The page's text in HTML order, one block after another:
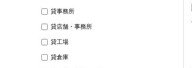
貸事務所
貸店舗・事務所
貸工場
貸倉庫